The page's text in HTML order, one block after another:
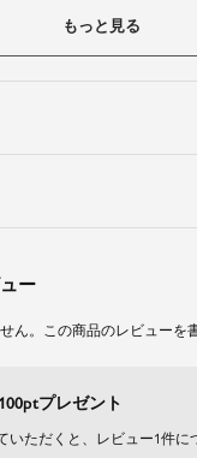
わせて選びやすく、よりフ
もっと見る
ー
ん。この商品のレビューを
プレゼント
いただくと、レビュー1件に